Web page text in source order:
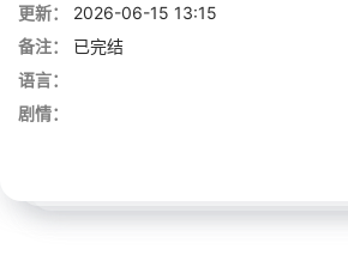
更新：
2026-06-15 13:15
备注：
已完结
语言：
剧情：